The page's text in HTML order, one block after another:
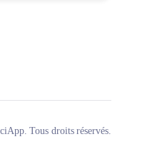
Tous droits réservés.